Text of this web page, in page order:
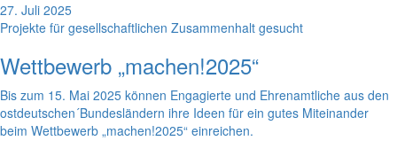
27. Juli 2025
Projekte für gesellschaftlichen Zusammenhalt gesucht
Wettbewerb „machen!2025“
Bis zum 15. Mai 2025 können Engagierte und Ehrenamtliche aus den
ostdeutschen´Bundesländern ihre Ideen für ein gutes Miteinander
beim Wettbewerb „machen!2025“ einreichen.